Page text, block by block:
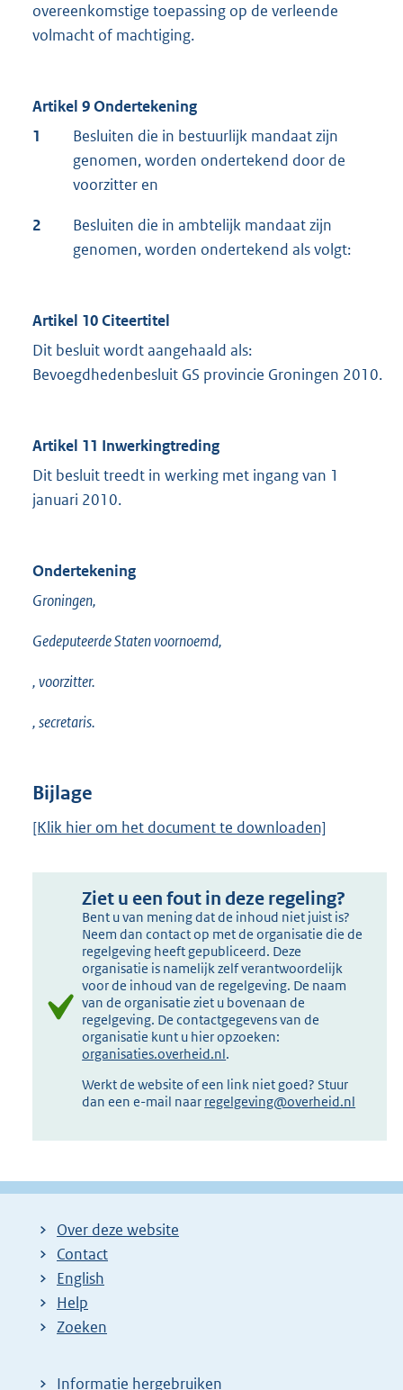
overeenkomstige toepassing op de verleende
volmacht of machtiging.
Artikel 9 Ondertekening
1
Besluiten die in bestuurlijk mandaat zijn
genomen, worden ondertekend door de
voorzitter en
2
Besluiten die in ambtelijk mandaat zijn
genomen, worden ondertekend als volgt:
Artikel 10 Citeertitel
Dit besluit wordt aangehaald als:
Bevoegdhedenbesluit GS provincie Groningen 2010.
Artikel 11 Inwerkingtreding
Dit besluit treedt in werking met ingang van 1
januari 2010.
Ondertekening
Groningen,
Gedeputeerde Staten voornoemd,
, voorzitter.
, secretaris.
Bijlage
[Klik hier om het document te downloaden]
Ziet u een fout in deze regeling?
Bent u van mening dat de inhoud niet juist is?
Neem dan contact op met de organisatie die de
regelgeving heeft gepubliceerd. Deze
organisatie is namelijk zelf verantwoordelijk
voor de inhoud van de regelgeving. De naam
van de organisatie ziet u bovenaan de
regelgeving. De contactgegevens van de
organisatie kunt u hier opzoeken:
organisaties.overheid.nl.
Werkt de website of een link niet goed? Stuur
dan een e-mail naar regelgeving@overheid.nl
Over deze website
Contact
English
Help
Zoeken
Informatie hergebruiken